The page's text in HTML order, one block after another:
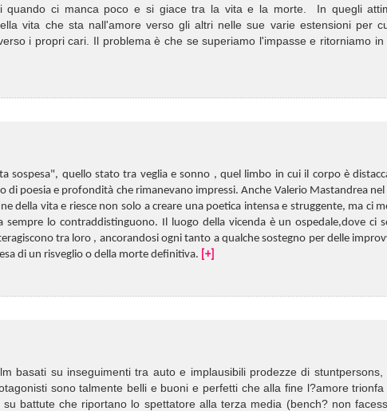
quando ci manca poco e si giace tra la vita e la morte. In quegli
vita che sta nall'amore verso gli altri nelle sue varie estensioni per
i propri cari. Il problema è che se superiamo l'impasse e ritorniamo in
sospesa", quello stato tra veglia e sonno , quel limbo in cui il corpo è
di poesia e profondità che rimanevano impressi. Anche Valerio Mastandrea nel
della vita e riesce non solo a creare una poetica intensa e struggente, ma ci
lo contraddistinguono. Il luogo della vicenda è un ospedale,dove ci
tra loro , ancorandosi ogni tanto a qualche sostegno per delle
di un risveglio o della morte definitiva. [+]
basati su inseguimenti tra auto e implausibili prodezze di stuntpersons,
sono talmente belli e buoni e perfetti che alla fine l?amore trionfa
battute che riportano lo spettatore alla terza media (bench? non